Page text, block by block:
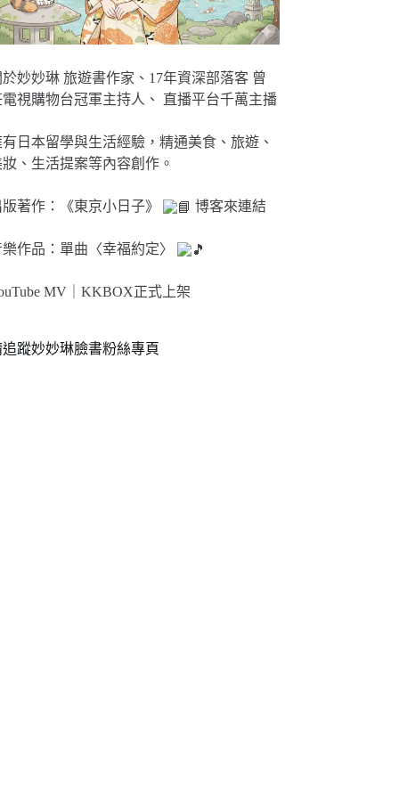
妙妙琳 旅遊書作家、17年資深部落客 曾
電視購物台冠軍主持人、 直播平台千萬主播
日本留學與生活經驗，精通美食、旅遊、
、生活提案等內容創作。
著作：《東京小日子》 博客來連結
作品：單曲〈幸福約定〉
MV｜KKBOX正式上架
追蹤妙妙琳臉書粉絲專頁